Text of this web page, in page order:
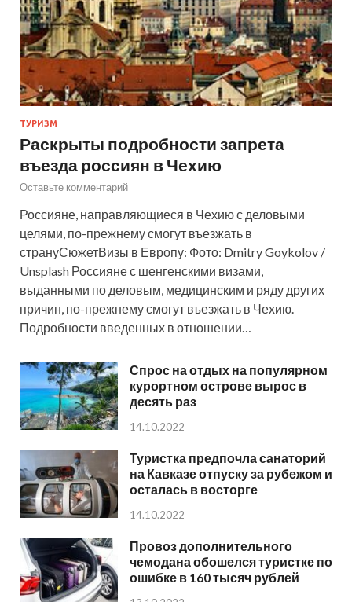
ТУРИЗМ
Раскрыты подробности запрета
въезда россиян в Чехию
Оставьте комментарий
Россияне, направляющиеся в Чехию с деловыми
целями, по-прежнему смогут въезжать в
странуСюжетВизы в Европу: Фото: Dmitry Goykolov /
Unsplash Россияне с шенгенскими визами,
выданными по деловым, медицинским и ряду других
причин, по-прежнему смогут въезжать в Чехию.
Подробности введенных в отношении…
Спрос на отдых на популярном
курортном острове вырос в
десять раз
14.10.2022
Туристка предпочла санаторий
на Кавказе отпуску за рубежом и
осталась в восторге
14.10.2022
Провоз дополнительного
чемодана обошелся туристке по
ошибке в 160 тысяч рублей